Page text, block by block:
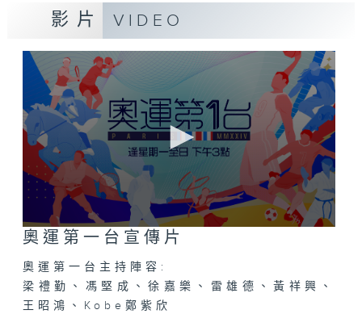
RTHK2024巴黎奧運特備網頁：
https://rthk.hk/olympics2024
影片 VIDEO
0
seconds
of
0
seconds
奧運第一台宣傳片
奧運第一台主持陣容:
梁禮勤、馮堅成、徐嘉樂、雷雄德、黃祥興、
王昭鴻、Kobe鄭紫欣